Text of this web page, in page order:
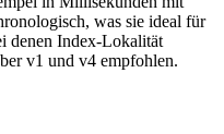
was sie ideal für
denen Index-Lokalität
v1 und v4 empfohlen.